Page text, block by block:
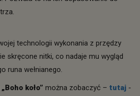
technologii wykonania z przędzy
skręcone nitki, co nadaje mu wygląd
runa wełnianego.
„Boho koło” można zobaczyć – tutaj -